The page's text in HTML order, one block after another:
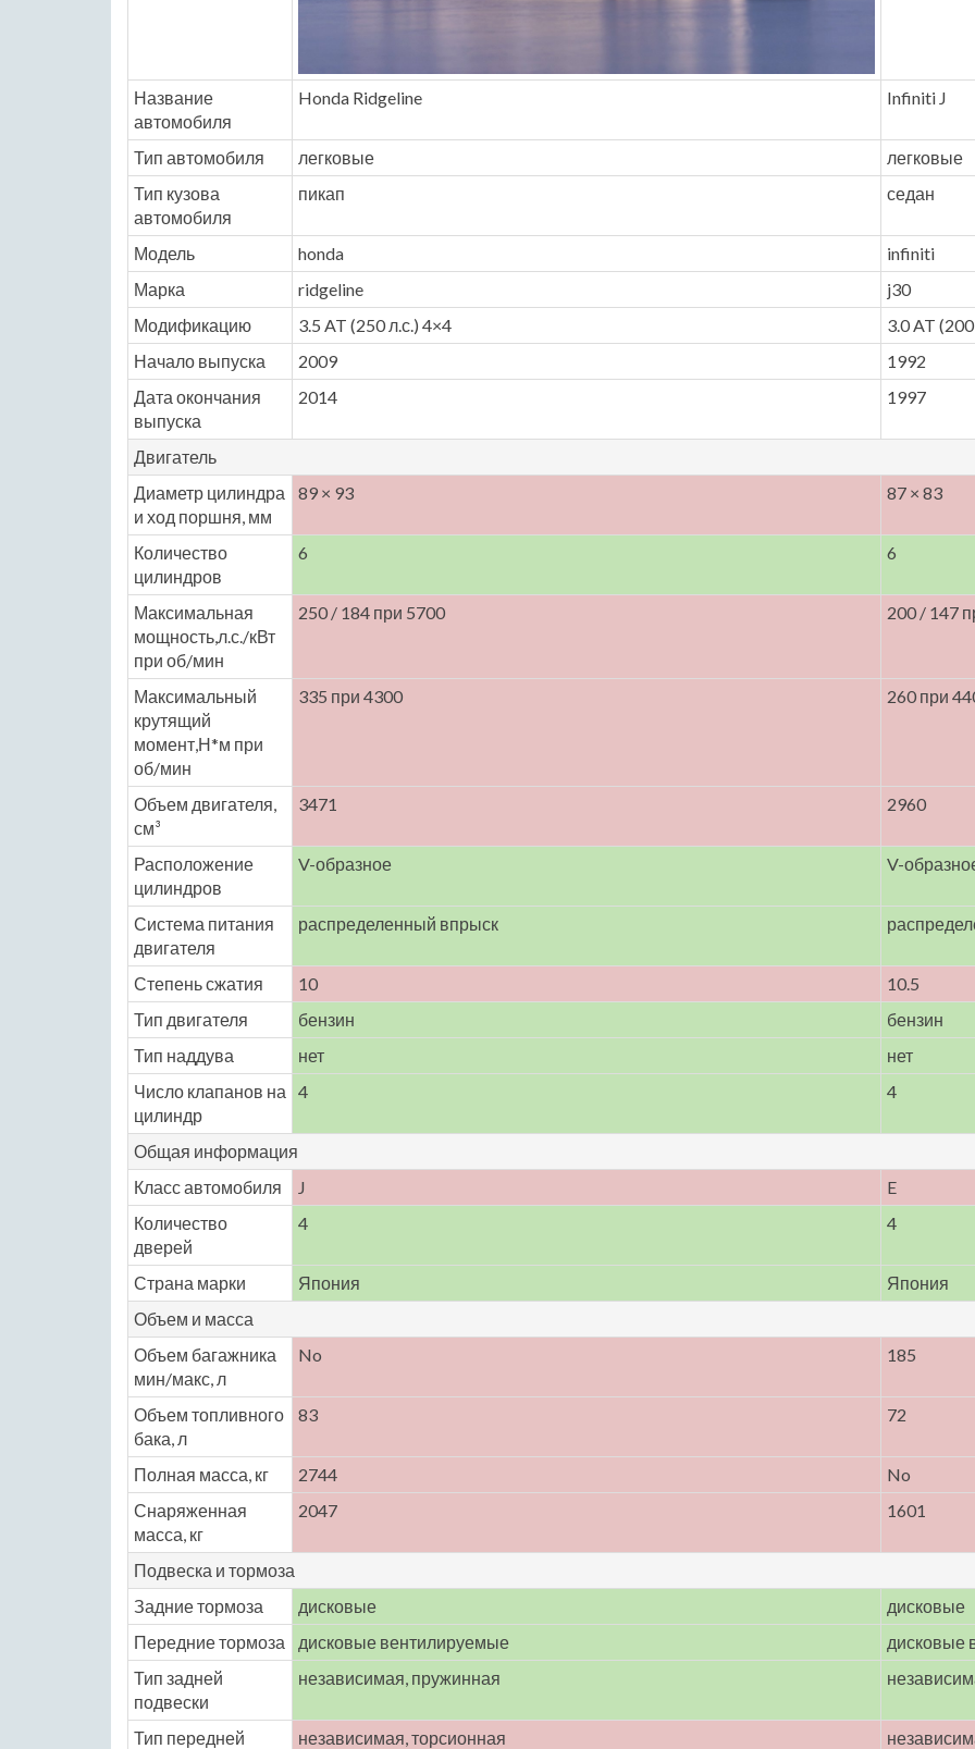
Название
автомобиля
Honda Ridgeline Infiniti J
Тип автомобиля легковые
легковые
Тип кузова
автомобиля
пикап седан
Модель honda
infiniti
Марка
ridgeline
j30
Модификацию
3.5 AT (250 л.с.) 4×4
3.0 AT (200
Начало выпуска
2009
1992
Дата окончания
выпуска
2014 1997
Двигатель
Диаметр цилиндра
и ход поршня, мм
89 × 93 87 × 83
Количество
цилиндров
6 6
Максимальная
мощность,л.с./кВт
при об/мин
250 / 184 при 5700 200 / 147
Максимальный
крутящий
момент,Н*м при
об/мин
335 при 4300 260 при
Объем двигателя,
см³
3471 2960
Расположение
цилиндров
V-образное V-
Система питания
двигателя
распределенный впрыск
Степень сжатия 10
10.5
Тип двигателя
бензин
бензин
Тип наддува
нет
нет
Число клапанов на
цилиндр
4 4
Общая информация
Класс автомобиля
J
E
Количество
дверей
4 4
Страна марки Япония
Япония
Объем и масса
Объем багажника
мин/макс, л
No 185
Объем топливного
бака, л
83 72
Полная масса, кг 2744
No
Снаряженная
масса, кг
2047 1601
Подвеска и тормоза
Задние тормоза
дисковые
дисковые
Передние тормоза
дисковые вентилируемые
дисковые
Тип задней
подвески
независимая, пружинная
Тип передней независимая, торсионная